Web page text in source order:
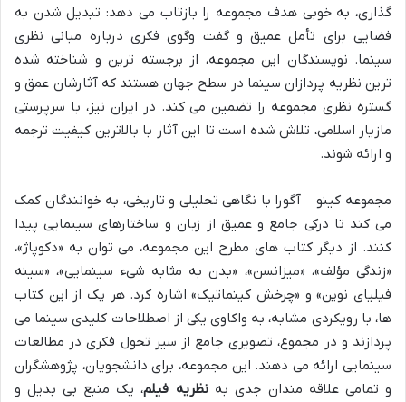
گذاری، به خوبی هدف مجموعه را بازتاب می دهد: تبدیل شدن به
فضایی برای تأمل عمیق و گفت وگوی فکری درباره مبانی نظری
سینما. نویسندگان این مجموعه، از برجسته ترین و شناخته شده
ترین نظریه پردازان سینما در سطح جهان هستند که آثارشان عمق و
گستره نظری مجموعه را تضمین می کند. در ایران نیز، با سرپرستی
مازیار اسلامی، تلاش شده است تا این آثار با بالاترین کیفیت ترجمه
و ارائه شوند.
مجموعه کینو – آگورا با نگاهی تحلیلی و تاریخی، به خوانندگان کمک
می کند تا درکی جامع و عمیق از زبان و ساختارهای سینمایی پیدا
کنند. از دیگر کتاب های مطرح این مجموعه، می توان به «دکوپاژ»،
«زندگی مؤلف»، «میزانسن»، «بدن به مثابه شیء سینمایی»، «سینه
فیلیای نوین» و «چرخش کینماتیک» اشاره کرد. هر یک از این کتاب
ها، با رویکردی مشابه، به واکاوی یکی از اصطلاحات کلیدی سینما می
پردازند و در مجموع، تصویری جامع از سیر تحول فکری در مطالعات
سینمایی ارائه می دهند. این مجموعه، برای دانشجویان، پژوهشگران
و تمامی علاقه مندان جدی بهنظریه فیلم، یک منبع بی بدیل و